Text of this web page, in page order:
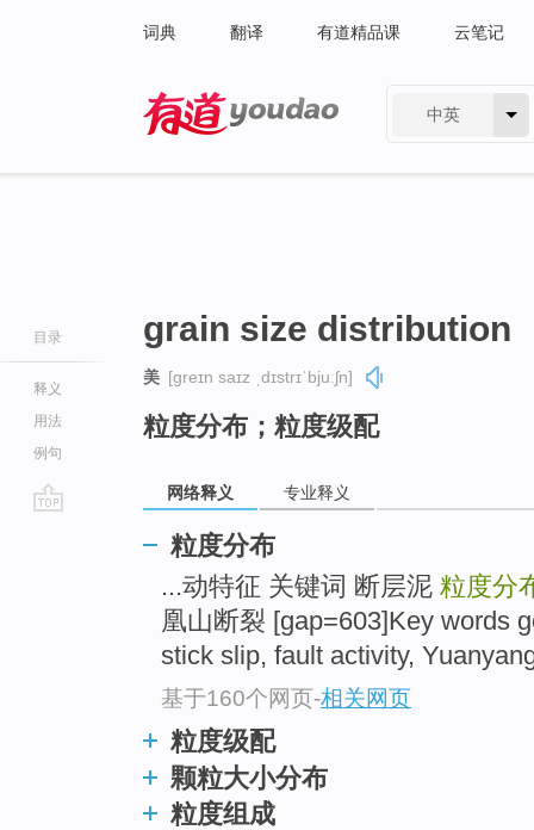
词典 翻译 有道精品课 云笔记
中英
目录
释义
用法
例句
grain size distribution
美 [ɡreɪn saɪz ˌdɪstrɪˈbjuːʃn]
粒度分布；粒度级配
网络释义 专业释义
粒度分布
...动特征 关键词 断层泥 粒度分
凰山断裂 [gap=603]Key words
stick slip, fault activity,
基于160个网页-相关网页
粒度级配
颗粒大小分布
粒度组成